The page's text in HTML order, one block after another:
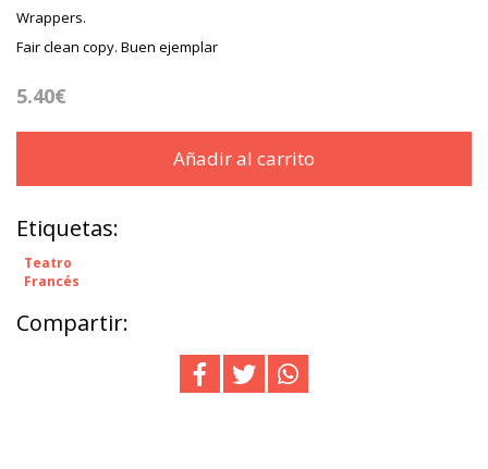
Wrappers.
Fair clean copy. Buen ejemplar
5.40€
Añadir al carrito
Etiquetas:
Teatro
Francés
Compartir: